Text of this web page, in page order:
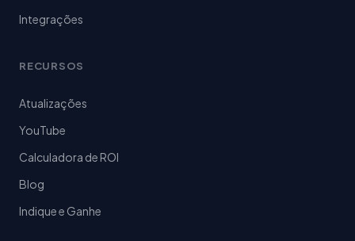
Integrações
RECURSOS
Atualizações
YouTube
Calculadora de ROI
Blog
Indique e Ganhe